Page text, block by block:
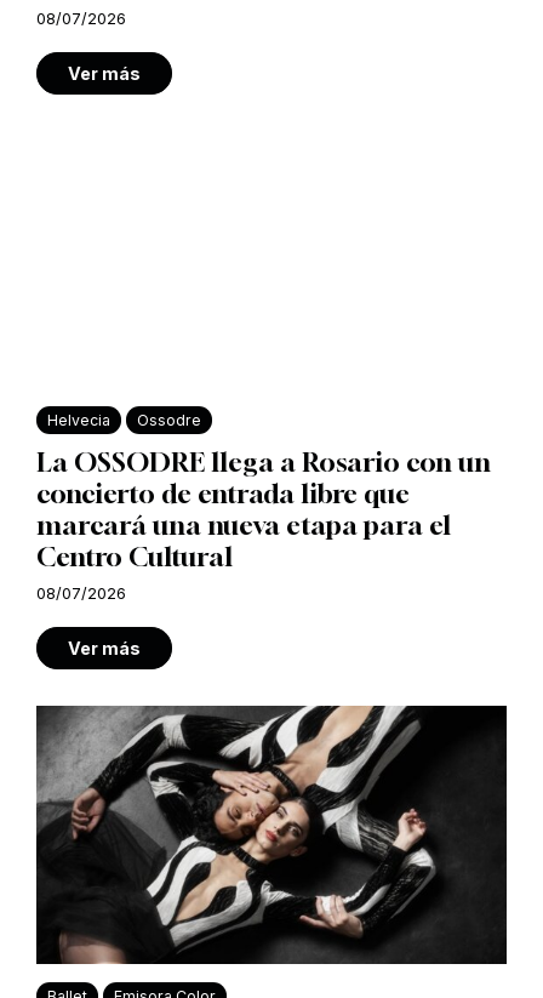
08/07/2026
Ver más
Helvecia Ossodre
La OSSODRE llega a Rosario con un
concierto de entrada libre que
marcará una nueva etapa para el
Centro Cultural
08/07/2026
Ver más